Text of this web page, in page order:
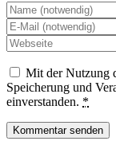
Mit der Nutzung
Speicherung und
einverstanden. *